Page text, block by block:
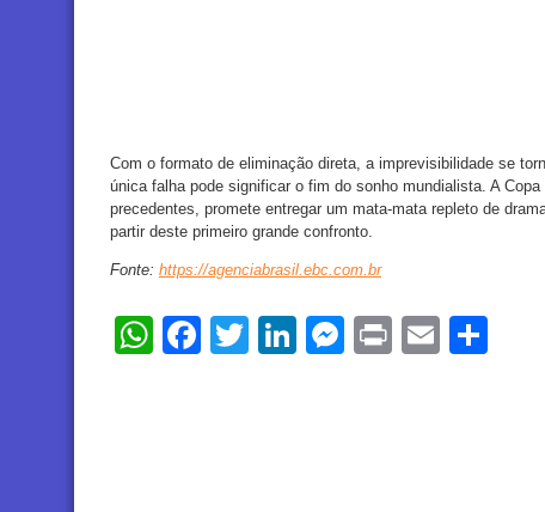
Com o formato de eliminação direta, a imprevisibilidade se
única falha pode significar o fim do sonho mundialista. A
precedentes, promete entregar um mata-mata repleto de
partir deste primeiro grande confronto.
Fonte: https://agenciabrasil.ebc.com.br
WhatsApp
Facebook
Twitter
LinkedIn
Messenger
PrintEmail